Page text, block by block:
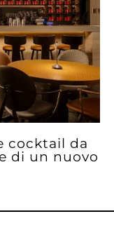
cocktail da
di un nuovo